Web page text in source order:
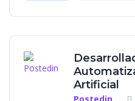
Artificial